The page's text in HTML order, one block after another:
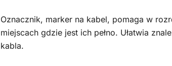
Oznacznik, marker na kabel, pomaga w
miejscach gdzie jest ich pełno. Ułatwia
kabla.